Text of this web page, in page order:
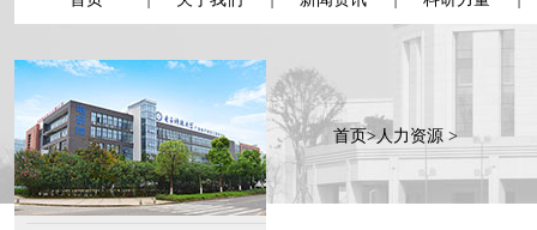
首页>人力资源 >